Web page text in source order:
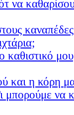
να
καθιστικό
και η κόρη
μπορούμε να